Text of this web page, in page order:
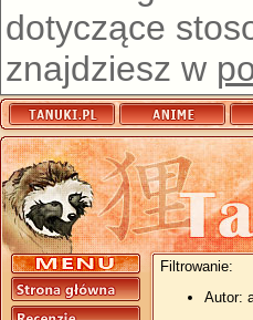
dotyczące
znajdziesz w
Filtrowanie:
Autor: